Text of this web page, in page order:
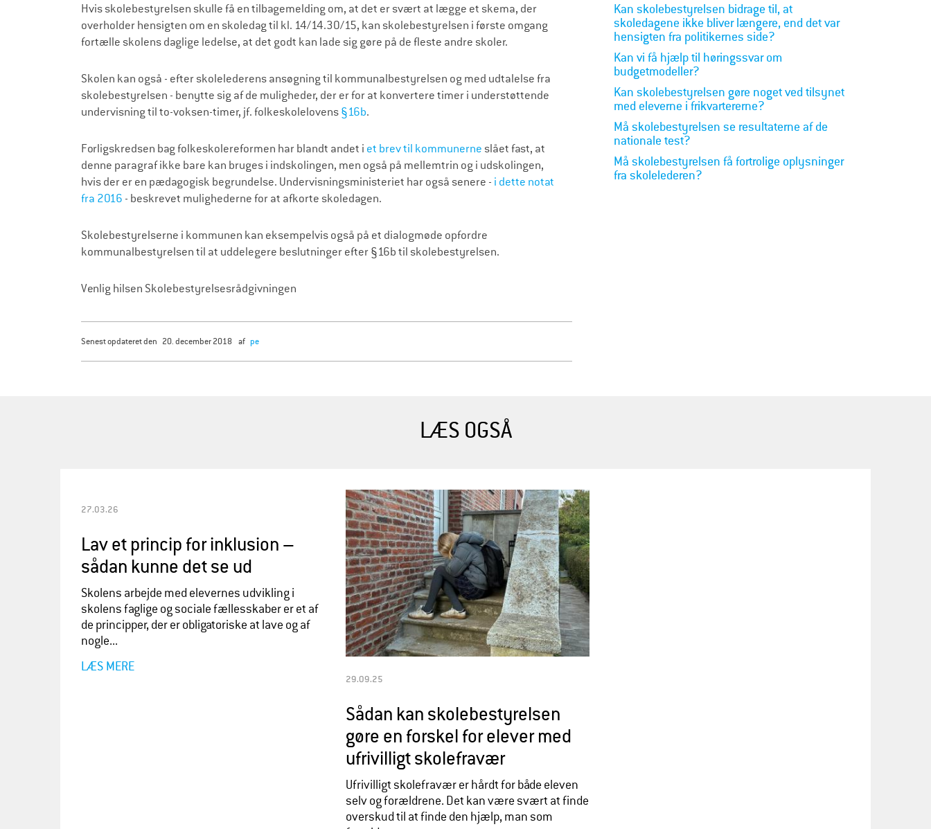
Hvis skolebestyrelsen skulle få en tilbagemelding om, at det er svært at lægge et skema, der
overholder hensigten om en skoledag til kl. 14/14.30/15, kan skolebestyrelsen i første omgang
fortælle skolens daglige ledelse, at det godt kan lade sig gøre på de fleste andre skoler.
Skolen kan også - efter skolelederens ansøgning til kommunalbestyrelsen og med udtalelse fra
skolebestyrelsen - benytte sig af de muligheder, der er for at konvertere timer i understøttende
undervisning til to-voksen-timer, jf. folkeskolelovens§16b.
Forligskredsen bag folkeskolereformen har blandt andet i et brev til kommunerne slået fast, at
denne paragraf ikke bare kan bruges i indskolingen, men også på mellemtrin og i udskolingen,
hvis der er en pædagogisk begrundelse. Undervisningsministeriet har også senere - i dette notat
fra 2016 - beskrevet mulighederne for at afkorte skoledagen.
Skolebestyrelserne i kommunen kan eksempelvis også på et dialogmøde opfordre
kommunalbestyrelsen til at uddelegere beslutninger efter §16b til skolebestyrelsen.
Venlig hilsen Skolebestyrelsesrådgivningen
senest opdateret den 20. december 2018 af pe
Kan skolebestyrelsen bidrage til, at
skoledagene ikke bliver længere, end det var
hensigten fra politikernes side?
Kan vi få hjælp til høringssvar om
budgetmodeller?
Kan skolebestyrelsen gøre noget ved tilsynet
med eleverne i frikvartererne?
Må skolebestyrelsen se resultaterne af de
nationale test?
Må skolebestyrelsen få fortrolige oplysninger
fra skolelederen?
LÆS OGSÅ
27.03.26
Lav et princip for inklusion –
sådan kunne det se ud
Skolens arbejde med elevernes udvikling i
skolens faglige og sociale fællesskaber er et af
de principper, der er obligatoriske at lave og af
nogle...
LÆS MERE
29.09.25
Sådan kan skolebestyrelsen
gøre en forskel for elever med
ufrivilligt skolefravær
Ufrivilligt skolefravær er hårdt for både eleven
selv og forældrene. Det kan være svært at finde
overskud til at finde den hjælp, man som